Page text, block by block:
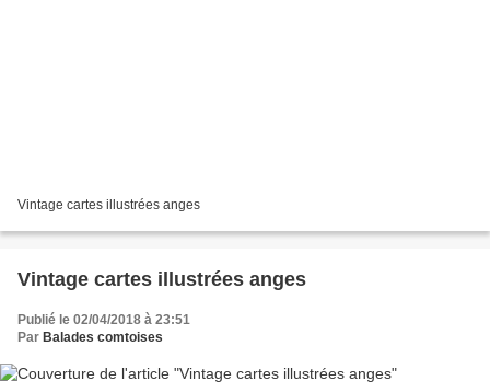
Vintage cartes illustrées anges
Vintage cartes illustrées anges
Publié le 02/04/2018 à 23:51
Par Balades comtoises